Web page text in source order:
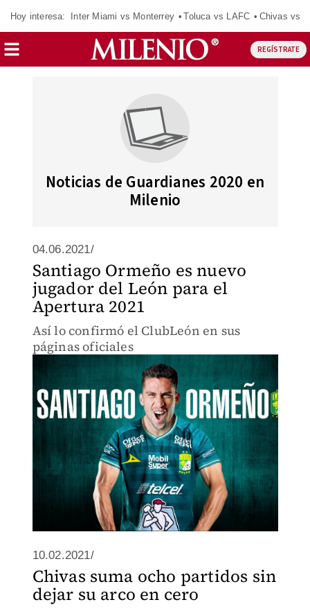
Hoy interesa: Inter Miami vs Monterrey Toluca vs LAFC Chivas vs
REGÍSTRATE
Noticias de Guardianes 2020 en
Milenio
04.06.2021/
Santiago Ormeño es nuevo
jugador del León para el
Apertura 2021
Así lo confirmó el ClubLeón en sus
páginas oficiales
10.02.2021/
Chivas suma ocho partidos sin
dejar su arco en cero